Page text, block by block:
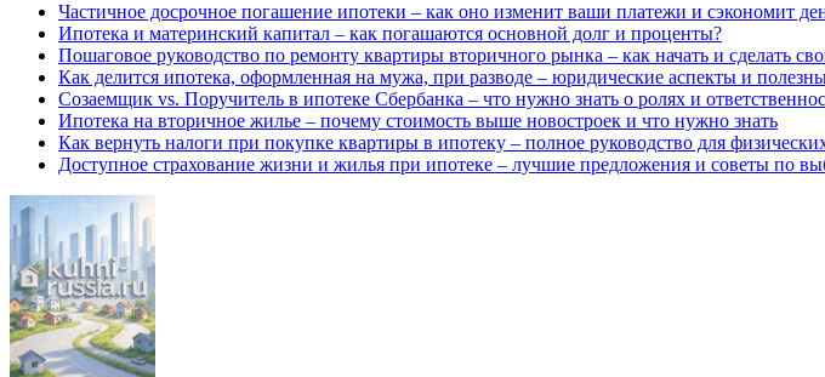
Частичное досрочное погашение ипотеки – как оно изменит ваши платежи и сэкономит
Ипотека и материнский капитал – как погашаются основной долг и проценты?
Пошаговое руководство по ремонту квартиры вторичного рынка – как начать и сделать
Как делится ипотека, оформленная на мужа, при разводе – юридические аспекты и
Созаемщик vs. Поручитель в ипотеке Сбербанка – что нужно знать о ролях и
Ипотека на вторичное жилье – почему стоимость выше новостроек и что нужно знать
Как вернуть налоги при покупке квартиры в ипотеку – полное руководство для
Доступное страхование жизни и жилья при ипотеке – лучшие предложения и советы по